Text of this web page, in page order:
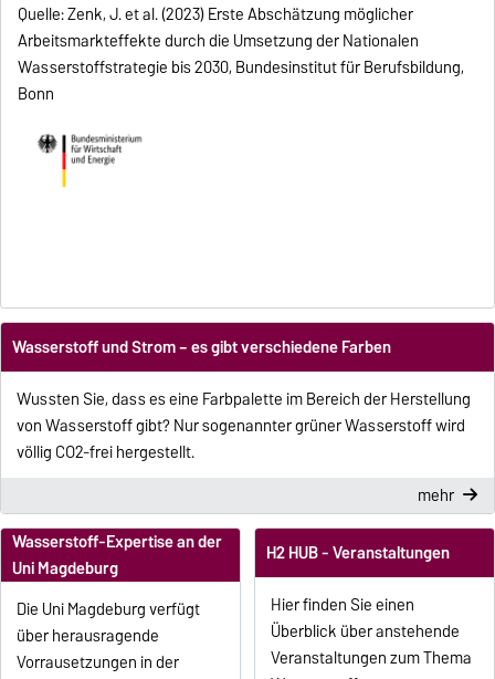
Quelle: Zenk, J. et al. (2023) Erste Abschätzung möglicher
Arbeitsmarkteffekte durch die Umsetzung der Nationalen
Wasserstoffstrategie bis 2030, Bundesinstitut für Berufsbildung,
Bonn
Wasserstoff und Strom – es gibt verschiedene Farben
Wussten Sie, dass es eine Farbpalette im Bereich der Herstellung
von Wasserstoff gibt? Nur sogenannter grüner Wasserstoff wird
völlig CO2-frei hergestellt.
mehr
Wasserstoff-Expertise an der
Uni Magdeburg
Die Uni Magdeburg verfügt
über herausragende
Vorrausetzungen in der
H2 HUB - Veranstaltungen
Hier finden Sie einen
Überblick über anstehende
Veranstaltungen zum Thema